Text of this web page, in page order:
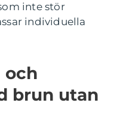
inte stör
individuella
och
brun utan